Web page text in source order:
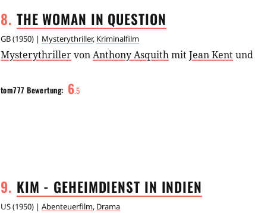
8. THE WOMAN IN QUESTION
GB(1950) | Mysterythriller, Kriminalfilm
MysterythrillervonAnthony AsquithmitJean Kentund
tom777 Bewertung: 6.5
9. KIM - GEHEIMDIENST IN INDIEN
US(1950) | Abenteuerfilm, Drama